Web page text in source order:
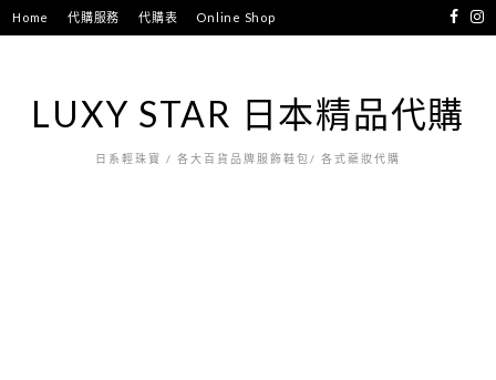
跳
至
Home 代購服務 代購表 Online Shop
LUXY STAR 日本精品代購
日系輕珠寶 / 各大百貨品牌服飾鞋包/ 各式藥妝代購